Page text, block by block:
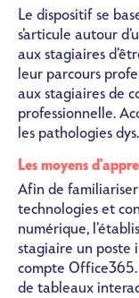
Le dispositif se
s’articule autour
aux stagiaires
leur parcours
aux stagiaires de
professionnelle.
les pathologies dys.
Les moyens
Afin de familiariser
technologies et
numérique,
stagiaire un poste
compte
de tableaux